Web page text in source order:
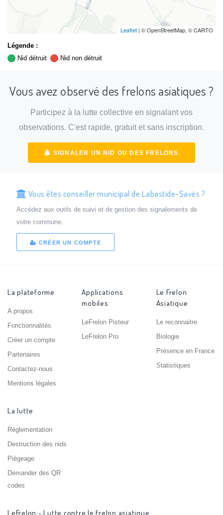
Leaflet | © OpenStreetMap, © CARTO
Légende :
Nid détruit
Nid non détruit
Vous avez observé des frelons asiatiques ?
Participez à la lutte collective en signalant vos
observations. C'est rapide, gratuit et sans inscription.
SIGNALER UN NID OU DES FRELONS
Vous êtes conseiller municipal de Labastide-Savès ?
Accédez aux outils de suivi et de gestion des signalements de
votre commune.
CRÉER UN COMPTE
La plateforme
A propos
Fonctionnalités
Créer un compte
Partenaires
Contactez-nous
Mentions légales
Applications
mobiles
LeFrelon Pisteur
LeFrelon Pro
Le Frelon
Asiatique
Le reconnaitre
Biologie
Présence en France
Statistiques
La lutte
Réglementation
Destruction des nids
Piégeage
Demander des QR
codes
LeFrelon - Lutte contre le frelon asiatique